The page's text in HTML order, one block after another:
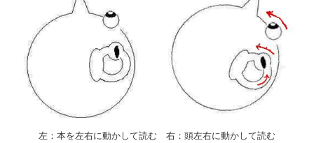
左：本を左右に動かして読む 右：頭左右に動かして読む